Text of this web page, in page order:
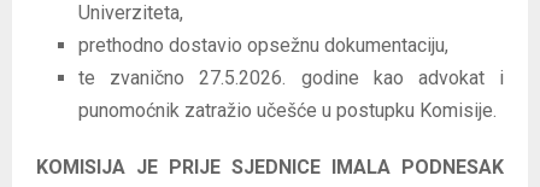
Univerziteta,
prethodno dostavio opsežnu dokumentaciju,
te zvanično 27.5.2026. godine kao advokat i
punomoćnik zatražio učešće u postupku Komisije.
KOMISIJA JE PRIJE SJEDNICE IMALA PODNESAK